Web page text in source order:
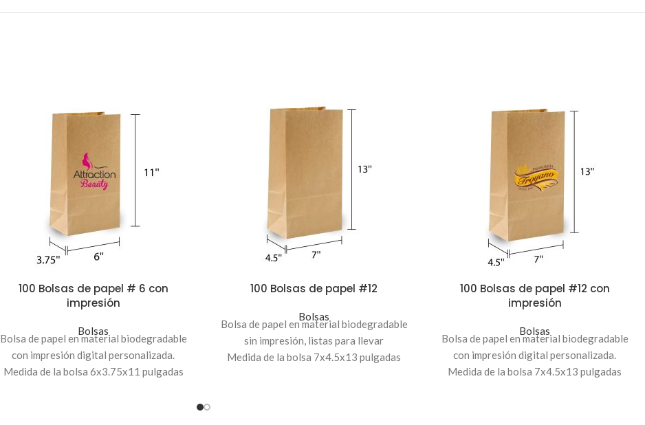
100 Bolsas de papel # 6 con
impresión
Bolsas
Bolsa de papel en material biodegradable
con impresión digital personalizada.
Medida de la bolsa 6x3.75x11 pulgadas
100 Bolsas de papel #12
Bolsas
Bolsa de papel en material biodegradable
sin impresión, listas para llevar
Medida de la bolsa 7x4.5x13 pulgadas
100 Bolsas de papel #12 con
impresión
Bolsas
Bolsa de papel en material biodegradable
con impresión digital personalizada.
Medida de la bolsa 7x4.5x13 pulgadas